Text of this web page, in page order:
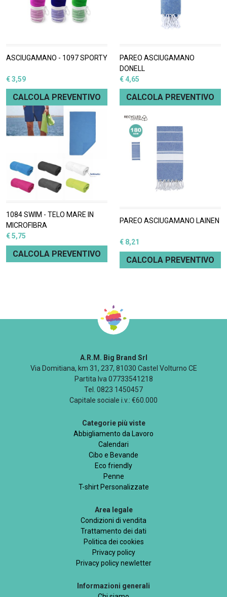
ASCIUGAMANO - 1097 SPORTY
€ 3,59
CALCOLA PREVENTIVO
PAREO ASCIUGAMANO
DONELL
€ 4,65
CALCOLA PREVENTIVO
1084 SWIM - TELO MARE IN
MICROFIBRA
€ 5,75
CALCOLA PREVENTIVO
PAREO ASCIUGAMANO LAINEN
€ 8,21
CALCOLA PREVENTIVO
A.R.M. Big Brand Srl
Via Domitiana, km 31, 237, 81030 Castel Volturno CE
Partita Iva 07733541218
Tel. 0823 1450457
Capitale sociale i.v.: €60.000
Categorie più viste
Abbigliamento da Lavoro
Calendari
Cibo e Bevande
Eco friendly
Penne
T-shirt Personalizzate
Area legale
Condizioni di vendita
Trattamento dei dati
Politica dei cookies
Privacy policy
Privacy policy newletter
Informazioni generali